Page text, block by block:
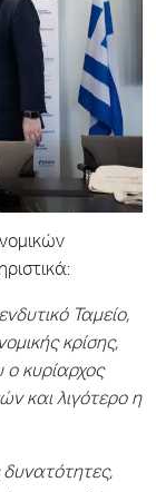
Ταμείο,
κρίσης,
κυρίαρχος
και λιγότερο η
δυνατότητες,